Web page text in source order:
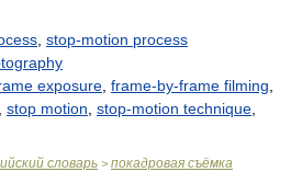
stop-motion process
exposure frame-by-frame filming
stop motion stop-motion technique
словарь > покадровая съёмка